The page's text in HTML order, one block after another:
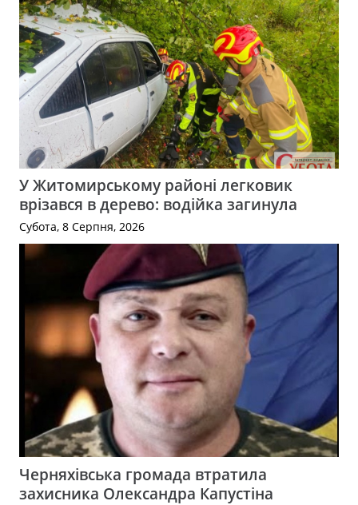
У Житомирському районі легковик
врізався в дерево: водійка загинула
Субота, 8 Серпня, 2026
Черняхівська громада втратила
захисника Олександра Капустіна